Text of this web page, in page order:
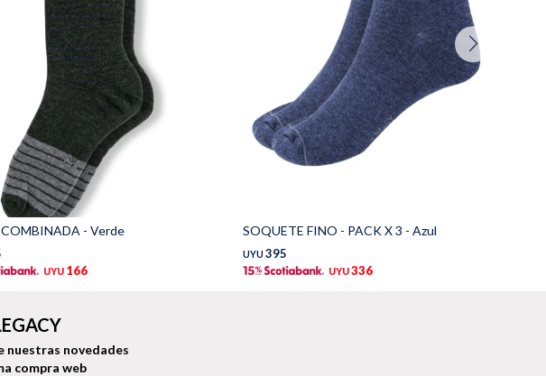
- Verde
UYU 166
SOQUETE FINO - PACK X 3 - Azul
UYU 395
UYU336
novedades
compra web